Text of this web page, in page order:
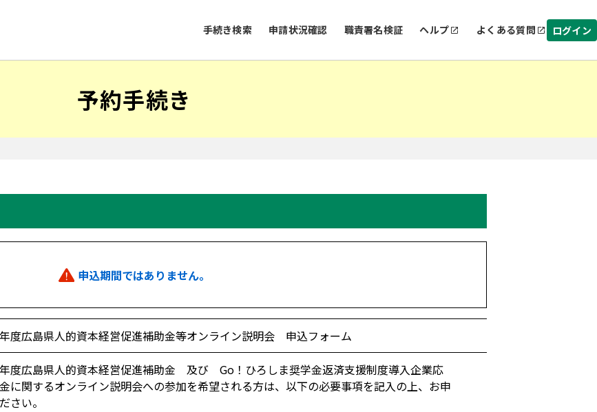
手続き検索 申請状況確認 職責署名検証 ヘルプ よくある質問 ログイン
予約手続き
申込期間ではありません。
度広島県人的資本経営促進補助金等オンライン説明会 申込フォーム
度広島県人的資本経営促進補助金 及び Go！ひろしま奨学金返済支援制度導入企業応
に関するオンライン説明会への参加を希望される方は、以下の必要事項を記入の上、お申
さい。